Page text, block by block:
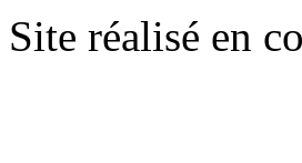
Site réalisé en